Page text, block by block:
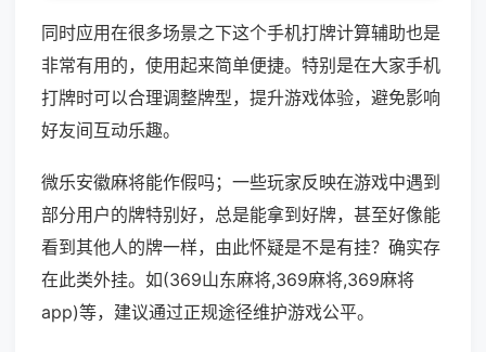
同时应用在很多场景之下这个手机打牌计算辅助也是
非常有用的，使用起来简单便捷。特别是在大家手机
打牌时可以合理调整牌型，提升游戏体验，避免影响
好友间互动乐趣。
微乐安徽麻将能作假吗；一些玩家反映在游戏中遇到
部分用户的牌特别好，总是能拿到好牌，甚至好像能
看到其他人的牌一样，由此怀疑是不是有挂？确实存
在此类外挂。如(369山东麻将,369麻将,369麻将
app)等，建议通过正规途径维护游戏公平。